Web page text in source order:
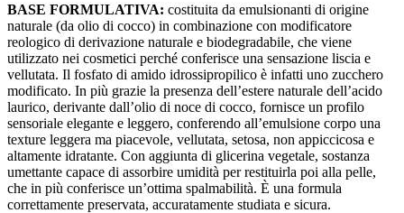
BASE FORMULATIVA: costituita da emulsionanti di origine
naturale (da olio di cocco) in combinazione con modificatore
reologico di derivazione naturale e biodegradabile, che viene
utilizzato nei cosmetici perché conferisce una sensazione liscia e
vellutata. Il fosfato di amido idrossipropilico è infatti uno zucchero
modificato. In più grazie la presenza dell’estere naturale dell’acido
laurico, derivante dall’olio di noce di cocco, fornisce un profilo
sensoriale elegante e leggero, conferendo all’emulsione corpo una
texture leggera ma piacevole, vellutata, setosa, non appiccicosa e
altamente idratante. Con aggiunta di glicerina vegetale, sostanza
umettante capace di assorbire umidità per restituirla poi alla pelle,
che in più conferisce un’ottima spalmabilità. È una formula
correttamente preservata, accuratamente studiata e sicura.